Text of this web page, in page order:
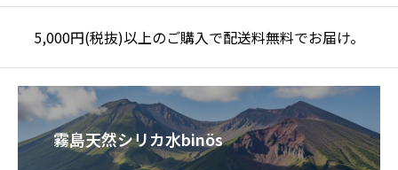
5,000円(税抜)以上のご購入で配送料無料でお届け。
霧島天然シリカ水binös